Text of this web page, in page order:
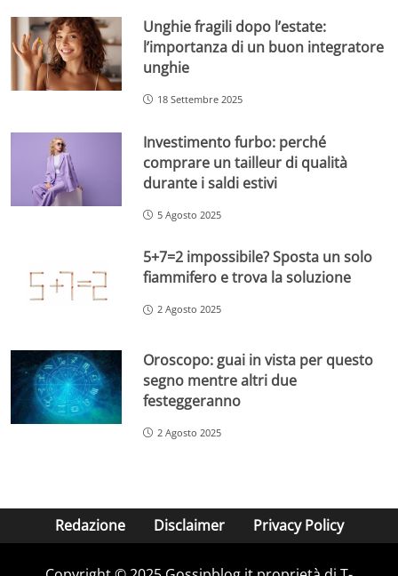
Unghie fragili dopo l’estate:
l’importanza di un buon integratore
unghie
18 Settembre 2025
Investimento furbo: perché
comprare un tailleur di qualità
durante i saldi estivi
5 Agosto 2025
5+7=2 impossibile? Sposta un solo
fiammifero e trova la soluzione
2 Agosto 2025
Oroscopo: guai in vista per questo
segno mentre altri due
festeggeranno
2 Agosto 2025
Redazione Disclaimer Privacy Policy